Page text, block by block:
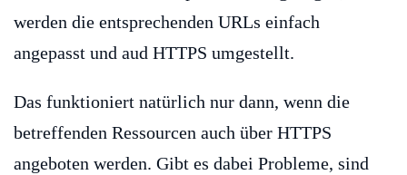
werden die entsprechenden URLs einfach
angepasst und aud HTTPS umgestellt.
Das funktioniert natürlich nur dann, wenn die
betreffenden Ressourcen auch über HTTPS
angeboten werden. Gibt es dabei Probleme, sind